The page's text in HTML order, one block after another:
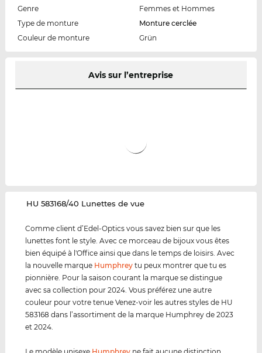
Genre
Femmes et Hommes
Type de monture
Monture cerclée
Couleur de monture
Grün
Avis sur l’entreprise
‌HU 583168/40 Lunettes de vue
Comme client d’Edel-Optics vous savez bien sur que les
lunettes font le style. Avec ce morceau de bijoux vous êtes
bien équipé à l'Office ainsi que dans le temps de loisirs. Avec
la nouvelle marque Humphrey tu peux montrer que tu es
pionnière. Pour la saison courant la marque se distingue
avec sa collection pour 2024. Vous préférez une autre
couleur pour votre tenue Venez-voir les autres styles de HU
583168 dans l’assortiment de la marque Humphrey de 2023
et 2024.